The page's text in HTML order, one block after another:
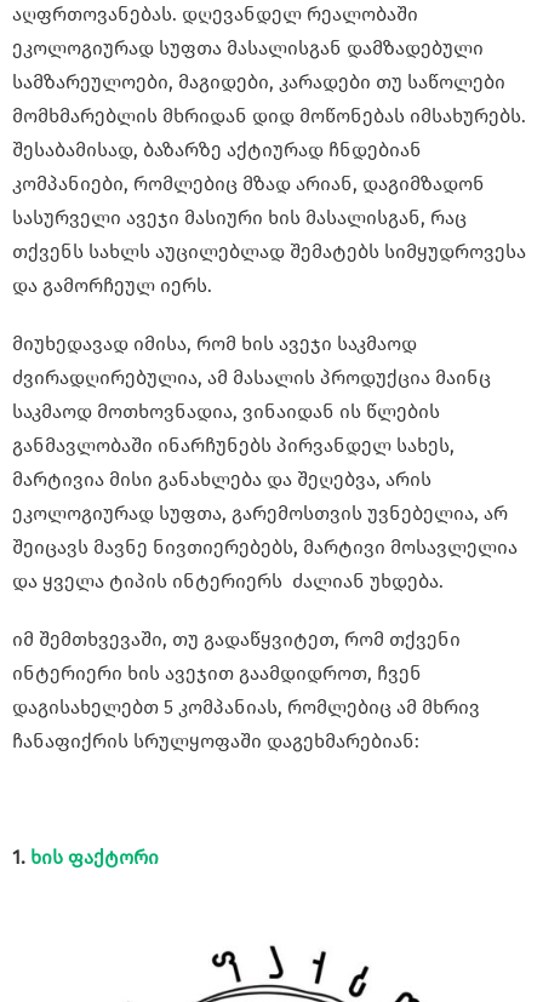
აღფრთოვანებას. დღევანდელ რეალობაში
ეკოლოგიურად სუფთა მასალისგან დამზადებული
სამზარეულოები, მაგიდები, კარადები თუ საწოლები
მომხმარებლის მხრიდან დიდ მოწონებას იმსახურებს.
შესაბამისად, ბაზარზე აქტიურად ჩნდებიან
კომპანიები, რომლებიც მზად არიან, დაგიმზადონ
სასურველი ავეჯი მასიური ხის მასალისგან, რაც
თქვენს სახლს აუცილებლად შემატებს სიმყუდროვესა
და გამორჩეულ იერს.
მიუხედავად იმისა, რომ ხის ავეჯი საკმაოდ
ძვირადღირებულია, ამ მასალის პროდუქცია მაინც
საკმაოდ მოთხოვნადია, ვინაიდან ის წლების
განმავლობაში ინარჩუნებს პირვანდელ სახეს,
მარტივია მისი განახლება და შეღებვა, არის
ეკოლოგიურად სუფთა, გარემოსთვის უვნებელია, არ
შეიცავს მავნე ნივთიერებებს, მარტივი მოსავლელია
და ყველა ტიპის ინტერიერს ძალიან უხდება.
იმ შემთხვევაში, თუ გადაწყვიტეთ, რომ თქვენი
ინტერიერი ხის ავეჯით გაამდიდროთ, ჩვენ
დაგისახელებთ 5 კომპანიას, რომლებიც ამ მხრივ
ჩანაფიქრის სრულყოფაში დაგეხმარებიან:
1. ხის ფაქტორი